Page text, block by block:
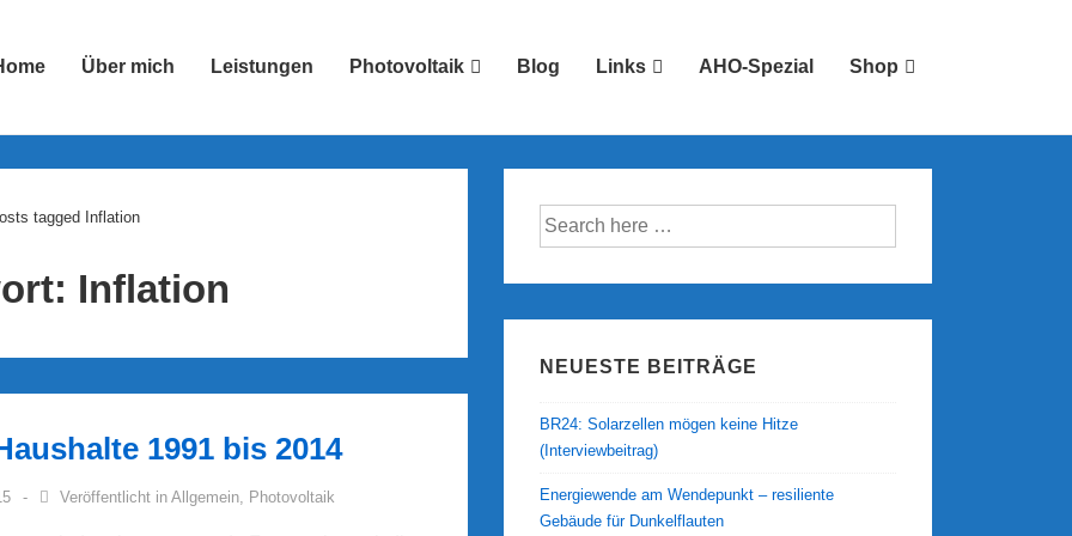
Über mich Leistungen Photovoltaik Blog Links AHO-Spezial Shop
tagged Inflation
Inflation
1991 bis 2014
Veröffentlicht in Allgemein, Photovoltaik
Suche
nach:
NEUESTE BEITRÄGE
BR24: Solarzellen mögen keine Hitze
(Interviewbeitrag)
Energiewende am Wendepunkt – resiliente
Gebäude für Dunkelflauten